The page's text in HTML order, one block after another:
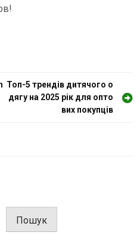
Топ-5 трендів дитячого о
дягу на 2025 рік для опто
вих покупців
Пошук